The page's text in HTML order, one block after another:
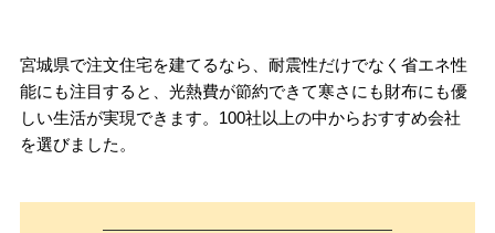
宮城県で注文住宅を建てるなら、耐震性だけでなく省エネ性
能にも注目すると、光熱費が節約できて寒さにも財布にも優
しい生活が実現できます。100社以上の中からおすすめ会社
を選びました。